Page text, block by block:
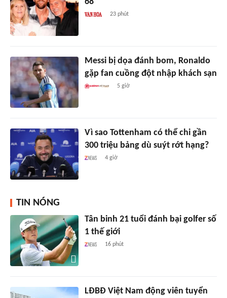
23 phút
Messi bị dọa đánh bom, Ronaldo
gặp fan cuồng đột nhập khách sạn
5 giờ
Vì sao Tottenham có thể chi gần
300 triệu bảng dù suýt rớt hạng?
4 giờ
TIN NÓNG
Tân binh 21 tuổi đánh bại golfer số
1 thế giới
16 phút
LĐBĐ Việt Nam động viên tuyển